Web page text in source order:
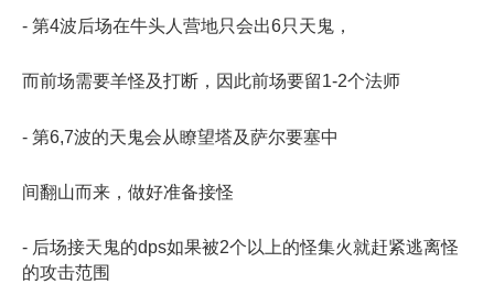
- 第4波后场在牛头人营地只会出6只天鬼，
而前场需要羊怪及打断，因此前场要留1-2个法师
- 第6,7波的天鬼会从瞭望塔及萨尔要塞中
间翻山而来，做好准备接怪
- 后场接天鬼的dps如果被2个以上的怪集火就赶紧逃离怪
的攻击范围